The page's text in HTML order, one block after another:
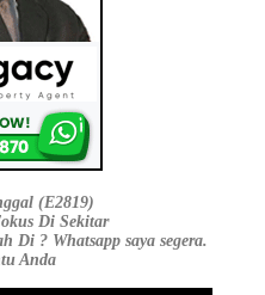
(E2819)
Di Sekitar
Di ? Whatsapp saya segera.
Anda